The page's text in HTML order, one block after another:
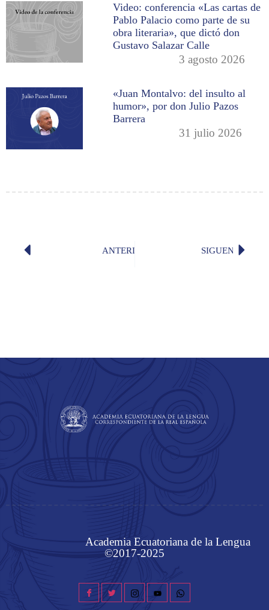
Video: conferencia «Las cartas de
Pablo Palacio como parte de su
obra literaria», que dictó don
Gustavo Salazar Calle
3 agosto 2026
«Juan Montalvo: del insulto al
humor», por don Julio Pazos
Barrera
31 julio 2026
ANTERIOR Discurso de incorporación de don
SIGUENTEClaves
Academia Ecuatoriana de la Lengua
©2017-2025